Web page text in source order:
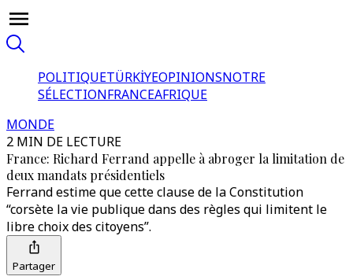
POLITIQUETÜRKİYEOPINIONSNOTRE
SÉLECTIONFRANCEAFRIQUE
MONDE
2 MIN DE LECTURE
France: Richard Ferrand appelle à abroger la limitation de
deux mandats présidentiels
Ferrand estime que cette clause de la Constitution
“corsète la vie publique dans des règles qui limitent le
libre choix des citoyens”.
Partager